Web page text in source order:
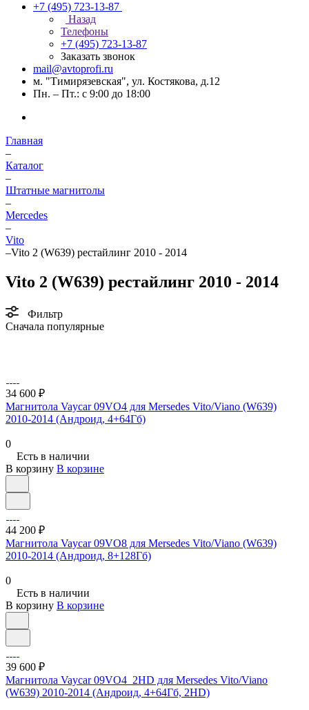
+7 (495) 723-13-87
Назад
Телефоны
+7 (495) 723-13-87
Заказать звонок
mail@avtoprofi.ru
м. "Тимирязевская", ул. Костякова, д.12
Пн. – Пт.: с 9:00 до 18:00
Главная
–
Каталог
–
Штатные магнитолы
–
Mercedes
–
Vito
–Vito 2 (W639) рестайлинг 2010 - 2014
Vito 2 (W639) рестайлинг 2010 - 2014
Фильтр
Сначала популярные
34 600 ₽
Магнитола Vaycar 09VO4 для Mersedes Vito/Viano (W639)
2010-2014 (Андроид, 4+64Гб)
0
Есть в наличии
В корзину В корзине
44 200 ₽
Магнитола Vaycar 09VO8 для Mersedes Vito/Viano (W639)
2010-2014 (Андроид, 8+128Гб)
0
Есть в наличии
В корзину В корзине
39 600 ₽
Магнитола Vaycar 09VO4_2HD для Mersedes Vito/Viano
(W639) 2010-2014 (Андроид, 4+64Гб, 2HD)